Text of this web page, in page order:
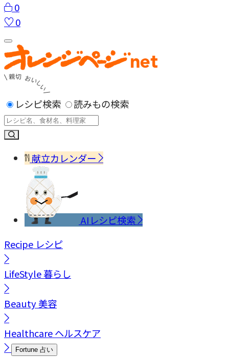
0
0
レシピ検索 読みもの検索
献立カレンダー
AIレシピ検索
Recipe レシピ
LifeStyle暮らし
Beauty美容
Healthcareヘルスケア
Fortune 占い